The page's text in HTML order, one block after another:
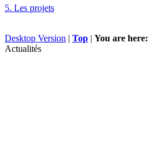
5. Les projets
Desktop Version | Top | You are here:
Actualités